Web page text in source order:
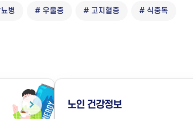
병 # 우울증 # 고지혈증 # 식중독
노인 건강정보